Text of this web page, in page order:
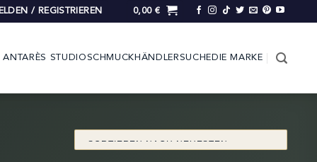
/ REGISTRIEREN 0,00 €
ANTARÈS STUDIOSCHMUCK HÄNDLERSUCHE DIE MARKE